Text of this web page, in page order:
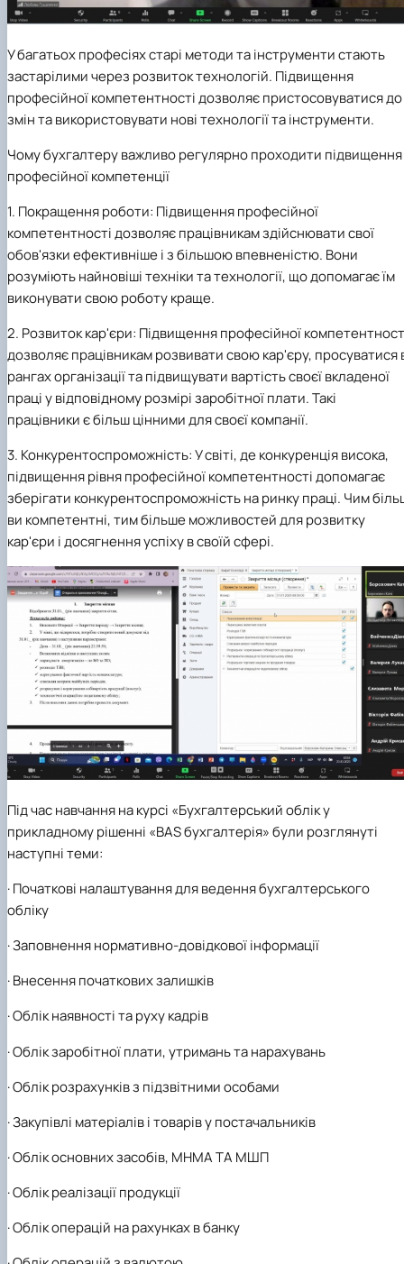
У багатьох професіях старі методи та інструменти стають
застарілими через розвиток технологій. Підвищення
професійної компетентності дозволяє пристосовуватися до
змін та використовувати нові технології та інструменти.
Чому бухгалтеру важливо регулярно проходити підвищення
професійної компетенції
1. Покращення роботи: Підвищення професійної
компетентності дозволяє працівникам здійснювати свої
обов'язки ефективніше і з більшою впевненістю. Вони
розуміють найновіші техніки та технології, що допомагає їм
виконувати свою роботу краще.
2. Розвиток кар'єри: Підвищення професійної
дозволяє працівникам розвивати свою кар'єру, просуватися
рангах організації та підвищувати вартість своєї вкладеної
праці у відповідному розмірі заробітної плати. Такі
працівники є більш цінними для своєї компанії.
3. Конкурентоспроможність: У світі, де конкуренція висока,
підвищення рівня професійної компетентності допомагає
зберігати конкурентоспроможність на ринку праці. Чим
ви компетентні, тим більше можливостей для розвитку
кар'єри і досягнення успіху в своїй сфері.
Під час навчання на курсі «Бухгалтерський облік у
прикладному рішенні «BAS бухгалтерія» були розглянуті
наступні теми:
·Початкові налаштування для ведення бухгалтерського
обліку
·Заповнення нормативно-довідкової інформації
·Внесення початкових залишків
·Облік наявності та руху кадрів
·Облік заробітної плати, утримань та нарахувань
·Облік розрахунків з підзвітними особами
·Закупівлі матеріалів і товарів у постачальників
·Облік основних засобів, МНМА ТА МШП
·Облік реалізації продукції
·Облік операцій на рахунках в банку